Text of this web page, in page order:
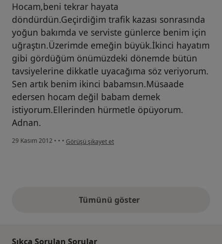
Hocam,beni tekrar hayata
döndürdün.Geçirdiğim trafik kazası sonrasında
yoğun bakımda ve serviste günlerce benim için
uğraştın.Üzerimde emeğin büyük.İkinci hayatım
gibi gördüğüm önümüzdeki dönemde bütün
tavsiyelerine dikkatle uyacağıma söz veriyorum.
Sen artık benim ikinci babamsın.Müsaade
edersen hocam değil babam demek
istiyorum.Ellerinden hürmetle öpüyorum.
Adnan.
29 Kasım 2012 • • • kullanıcının görüşüne göre ad...n
Görüşü şikayet et
Tümünü gösteryukarıdaki görüşler
Sıkça Sorulan Sorular